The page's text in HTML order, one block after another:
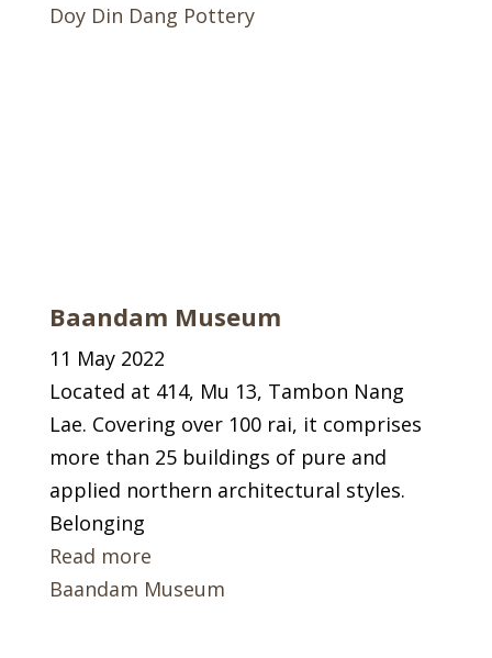
Doy Din Dang Pottery
Baandam Museum
11 May 2022
Located at 414, Mu 13, Tambon Nang
Lae. Covering over 100 rai, it comprises
more than 25 buildings of pure and
applied northern architectural styles.
Belonging
Read more
Baandam Museum